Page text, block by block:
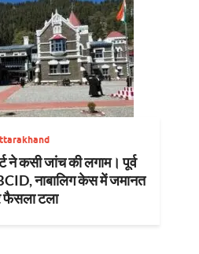
ने कसी जांच की लगाम। पूर्व
नाबालिग केस में जमानत
फैसला टला